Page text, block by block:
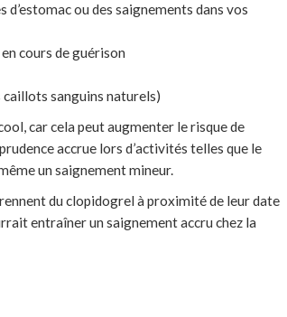
ou des saignements dans vos
cours de guérison
sanguins naturels)
car cela peut augmenter le risque de
accrue lors d’activités telles que le
un saignement mineur.
du clopidogrel à proximité de leur date
entraîner un saignement accru chez la